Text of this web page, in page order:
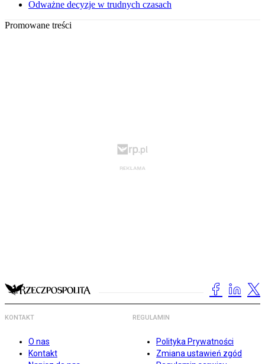
Odważne decyzje w trudnych czasach
Promowane treści
KONTAKT
O nas
Kontakt
REGULAMIN
Polityka Prywatności
Zmiana ustawień zgód